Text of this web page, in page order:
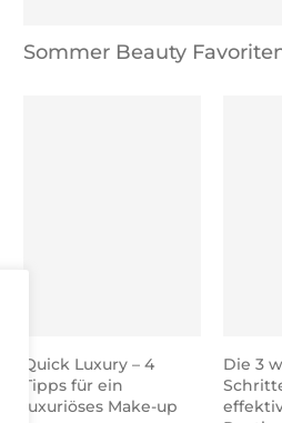
Sommer Beauty
Quick Luxury – 4
Tipps für ein
luxuriöses Make-up
Die 3